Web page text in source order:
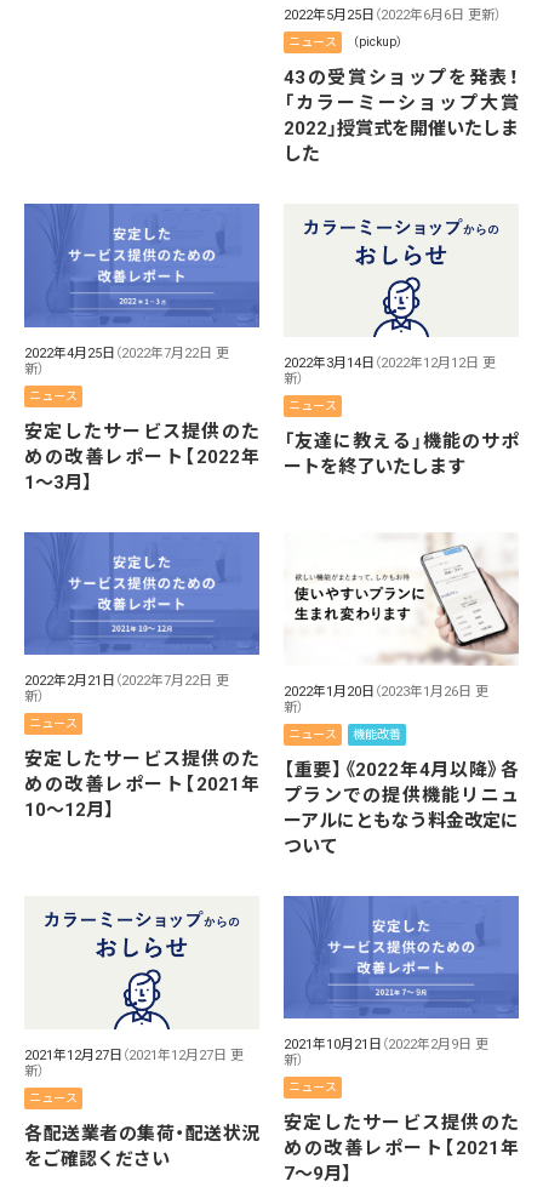
2022年5月25日 （2022年6月6日 更新）
ニュース （pickup）
43の受賞ショップを発表！
「カラーミーショップ大賞
2022」授賞式を開催いたしま
した
2022年4月25日 （2022年7月22日 更
新）
ニュース
安定したサービス提供のた
めの改善レポート【2022年
1〜3月】
2022年3月14日 （2022年12月12日 更
新）
ニュース
「友達に教える」機能のサポ
ートを終了いたします
2022年2月21日 （2022年7月22日 更
新）
ニュース
安定したサービス提供のた
めの改善レポート【2021年
10〜12月】
2022年1月20日 （2023年1月26日 更
新）
ニュース 機能改善
【重要】《2022年4月以降》各
プランでの提供機能リニュ
ーアルにともなう料金改定に
ついて
2021年12月27日 （2021年12月27日 更
新）
ニュース
各配送業者の集荷・配送状況
をご確認ください
2021年10月21日 （2022年2月9日 更
新）
ニュース
安定したサービス提供のた
めの改善レポート【2021年
7〜9月】